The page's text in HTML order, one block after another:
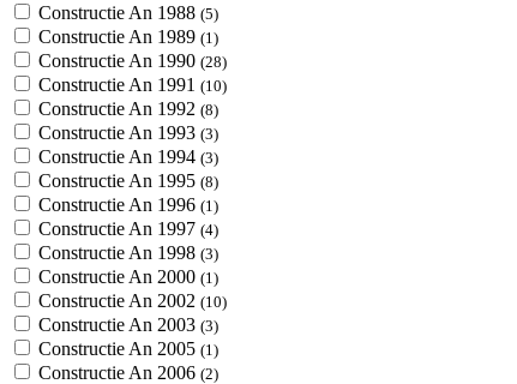
Constructie An 1988 (5)
Constructie An 1989 (1)
Constructie An 1990 (28)
Constructie An 1991 (10)
Constructie An 1992 (8)
Constructie An 1993 (3)
Constructie An 1994 (3)
Constructie An 1995 (8)
Constructie An 1996 (1)
Constructie An 1997 (4)
Constructie An 1998 (3)
Constructie An 2000 (1)
Constructie An 2002 (10)
Constructie An 2003 (3)
Constructie An 2005 (1)
Constructie An 2006 (2)